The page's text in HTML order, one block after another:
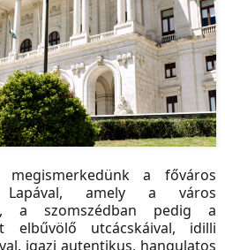
a főváros
Lapával, amely a város
a szomszédban pedig a
elbűvölő utcácskáival, idilli
igazi autentikus, hangulatos